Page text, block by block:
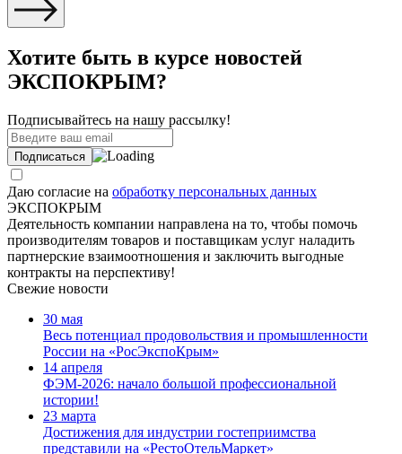
Хотите быть в курсе новостей
ЭКСПОКРЫМ?
Подписывайтесь на нашу рассылку!
Даю согласие на обработку персональных данных
ЭКСПОКРЫМ
Деятельность компании направлена на то, чтобы помочь
производителям товаров и поставщикам услуг наладить
партнерские взаимоотношения и заключить выгодные
контракты на перспективу!
Свежие новости
30 мая
Весь потенциал продовольствия и промышленности
России на «РосЭкспоКрым»
14 апреля
ФЭМ-2026: начало большой профессиональной
истории!
23 марта
Достижения для индустрии гостеприимства
представили на «РестоОтельМаркет»